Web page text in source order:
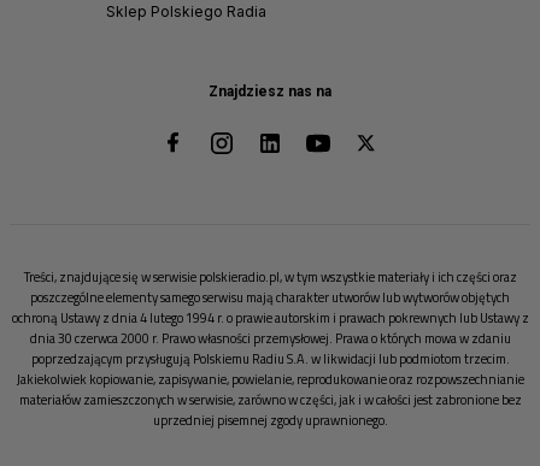
Znajdziesz nas na
Sklep Polskiego Radia
Treści, znajdujące się w serwisie polskieradio.pl, w tym wszystkie materiały i ich części oraz
poszczególne elementy samego serwisu mają charakter utworów lub wytworów objętych
ochroną Ustawy z dnia 4 lutego 1994 r. o prawie autorskim i prawach pokrewnych lub Ustawy z
dnia 30 czerwca 2000 r. Prawo własności przemysłowej. Prawa o których mowa w zdaniu
poprzedzającym przysługują Polskiemu Radiu S.A. w likwidacji lub podmiotom trzecim.
Jakiekolwiek kopiowanie, zapisywanie, powielanie, reprodukowanie oraz rozpowszechnianie
materiałów zamieszczonych w serwisie, zarówno w części, jak i w całości jest zabronione bez
uprzedniej pisemnej zgody uprawnionego.